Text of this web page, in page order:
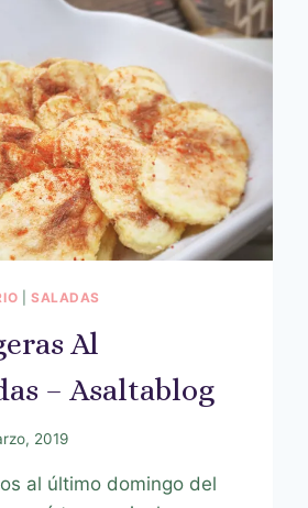
SALADAS
Al
– Asaltablog
2019
al último domingo del